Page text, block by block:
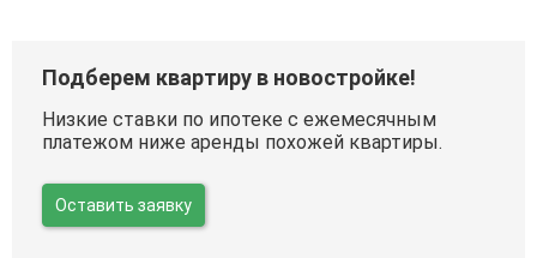
Подберем квартиру в новостройке!
Низкие ставки по ипотеке с ежемесячным
платежом ниже аренды похожей квартиры.
Оставить заявку